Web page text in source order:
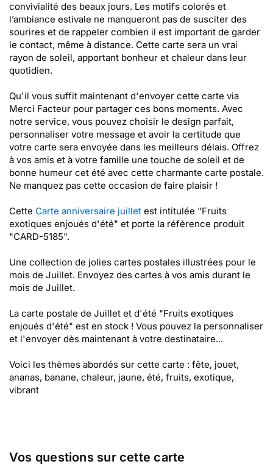
convivialité des beaux jours. Les motifs colorés et
l’ambiance estivale ne manqueront pas de susciter des
sourires et de rappeler combien il est important de garder
le contact, même à distance. Cette carte sera un vrai
rayon de soleil, apportant bonheur et chaleur dans leur
quotidien.
Qu'il vous suffit maintenant d'envoyer cette carte via
Merci Facteur pour partager ces bons moments. Avec
notre service, vous pouvez choisir le design parfait,
personnaliser votre message et avoir la certitude que
votre carte sera envoyée dans les meilleurs délais. Offrez
à vos amis et à votre famille une touche de soleil et de
bonne humeur cet été avec cette charmante carte postale.
Ne manquez pas cette occasion de faire plaisir !
Cette Carte anniversaire juillet est intitulée "Fruits
exotiques enjoués d'été" et porte la référence produit
"CARD-5185".
Une collection de jolies cartes postales illustrées pour le
mois de Juillet. Envoyez des cartes à vos amis durant le
mois de Juillet.
La carte postale de Juillet et d'été "Fruits exotiques
enjoués d'été" est en stock ! Vous pouvez la personnaliser
et l'envoyer dès maintenant à votre destinataire...
Voici les thèmes abordés sur cette carte : fête, jouet,
ananas, banane, chaleur, jaune, été, fruits, exotique,
vibrant
Vos questions sur cette carte